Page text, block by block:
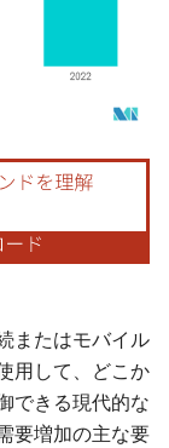
が必要です。
またはモバイル
用して、どこか
できる現代的な
要増加の主な要